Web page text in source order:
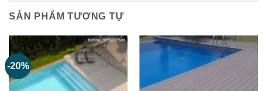
SẢN PHẨM TƯƠNG TỰ
-20%